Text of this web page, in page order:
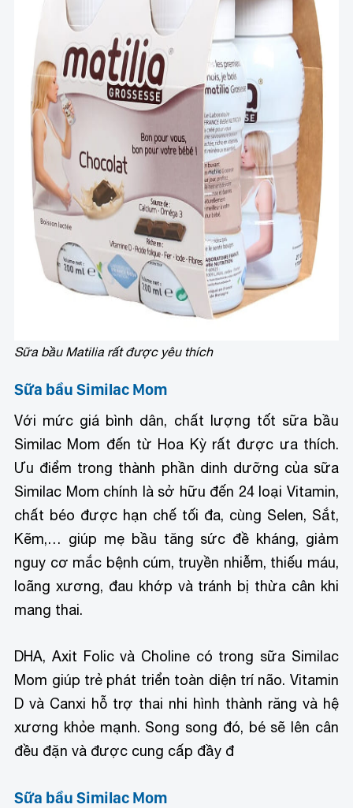
Sữa bầu Matilia rất được yêu thích
Sữa bầu Similac Mom
Với mức giá bình dân, chất lượng tốt sữa bầu
Similac Mom đến từ Hoa Kỳ rất được ưa thích.
Ưu điểm trong thành phần dinh dưỡng của sữa
Similac Mom chính là sở hữu đến 24 loại Vitamin,
chất béo được hạn chế tối đa, cùng Selen, Sắt,
Kẽm,… giúp mẹ bầu tăng sức đề kháng, giảm
nguy cơ mắc bệnh cúm, truyền nhiễm, thiếu máu,
loãng xương, đau khớp và tránh bị thừa cân khi
mang thai.
DHA, Axit Folic và Choline có trong sữa Similac
Mom giúp trẻ phát triển toàn diện trí não. Vitamin
D và Canxi hỗ trợ thai nhi hình thành răng và hệ
xương khỏe mạnh. Song song đó, bé sẽ lên cân
đều đặn và được cung cấp đầy đ
Sữa bầu Similac Mom